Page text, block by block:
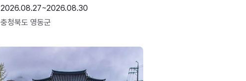
2026.08.27~2026.08.30
충청북도 영동군